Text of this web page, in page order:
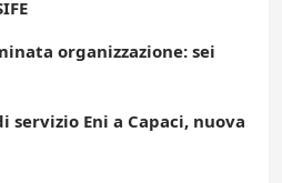
organizzazione: sei
servizio Eni a Capaci, nuova